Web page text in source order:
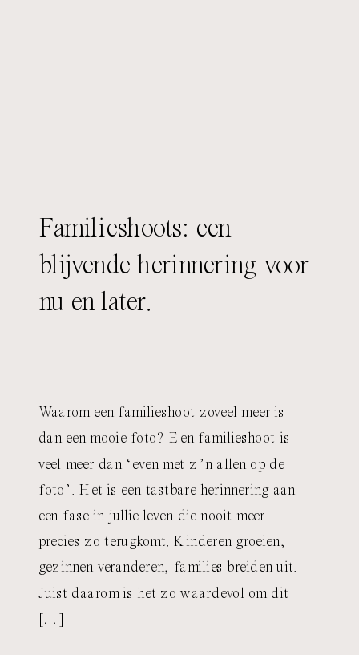
Waarom een familieshoot zoveel meer is
dan een mooie foto? Een familieshoot is
veel meer dan ‘even met z’n allen op de
foto’. Het is een tastbare herinnering aan
een fase in jullie leven die nooit meer
precies zo terugkomt. Kinderen groeien,
gezinnen veranderen, families breiden uit.
Juist daarom is het zo waardevol om dit
[…]
Familieshoots: een
blijvende herinnering voor
nu en later.